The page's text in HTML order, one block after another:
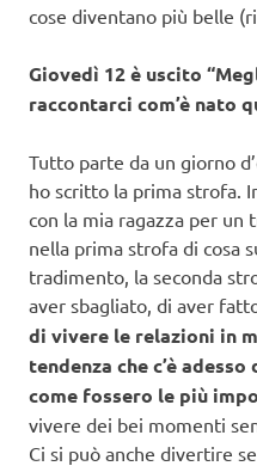
cose diventano più belle
Giovedì 12 è uscito
raccontarci com’è nato
Tutto parte da un giorno
ho scritto la prima strofa.
con la mia ragazza per un
nella prima strofa di cosa
tradimento, la seconda
aver sbagliato, di aver
di vivere le relazioni in
tendenza che c’è
come fossero le più
vivere dei bei momenti
Ci si può anche divertire